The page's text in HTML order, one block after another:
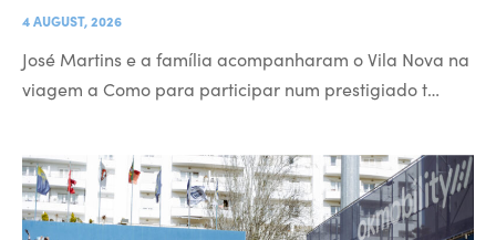
4 AUGUST, 2026
José Martins e a família acompanharam o Vila Nova na
viagem a Como para participar num prestigiado t…